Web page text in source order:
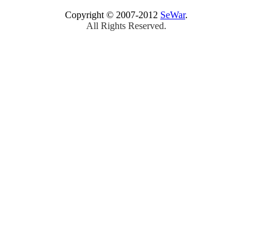
Copyright © 2007-2012 SeWar.
All Rights Reserved.